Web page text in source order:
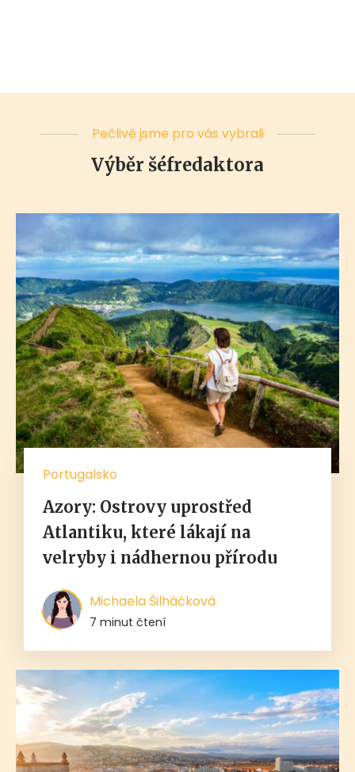
Pečlivě jsme pro vás vybrali
Výběr šéfredaktora
Portugalsko
Azory: Ostrovy uprostřed
Atlantiku, které lákají na
velryby i nádhernou přírodu
Michaela Šilháčková
7 minut čtení